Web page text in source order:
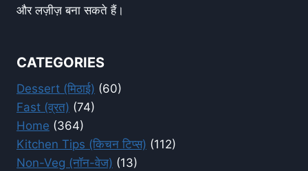
और लज़ीज़ बना सकते हैं।
CATEGORIES
Dessert (मिठाई) (60)
Fast (व्रत) (74)
Home (364)
Kitchen Tips (किचन टिप्स) (112)
Non-Veg (नॉन-वेज) (13)